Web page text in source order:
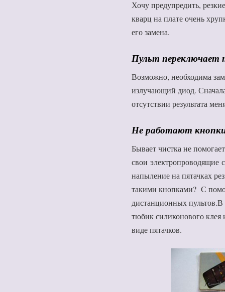
Хочу предупредить,
кварц на плате очень
его замена.
Пульт переключает
Возможно, необходима
излучающий диод.
отсутствии результата
Не работают
Бывает чистка не
свои электропроводящие
напыление на пятачках
такими кнопками? С
дистанционных пультов.В
тюбик силиконового
виде пятачков.